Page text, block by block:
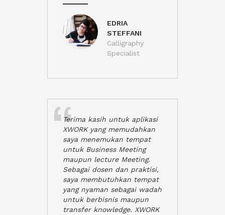
EDRIA
STEFFANI
Calligraphy
Specialist
Terima kasih untuk aplikasi
XWORK yang memudahkan
saya menemukan tempat
untuk Business Meeting
maupun lecture Meeting.
Sebagai dosen dan praktisi,
saya membutuhkan tempat
yang nyaman sebagai wadah
untuk berbisnis maupun
transfer knowledge. XWORK